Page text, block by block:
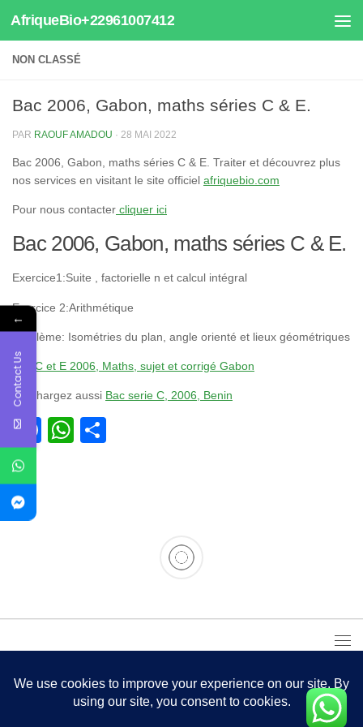
Au dessous du contenu
AfriqueBio+22961007412
NON CLASSÉ
Bac 2006, Gabon, maths séries C & E.
PAR RAOUF AMADOU · 28 MAI 2022
Bac 2006, Gabon, maths séries C & E. Traiter et découvrez plus
nos services en visitant le site officiel afriquebio.com
Pour nous contacter cliquer ici
Bac 2006, Gabon, maths séries C & E.
Exercice1:Suite , factorielle n et calcul intégral
Exercice 2:Arithmétique
Problème: Isométries du plan, angle orienté et lieux géométriques
Bac C et E 2006, Maths, sujet et corrigé Gabon
téléchargez aussi Bac serie C, 2006, Benin
Facebook
WhatsApp
←
Contact Us